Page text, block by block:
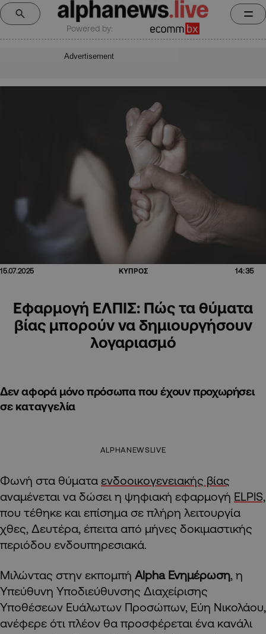
Powered by:
Advertisement
15.07.2025 ΚΥΠΡΟΣ 14:35
Εφαρμογή ΕΛΠΙΣ: Πώς τα θύματα
βίας μπορούν να δημιουργήσουν
λογαριασμό
Δεν αφορά μόνο πρόσωπα που έχουν προχωρήσει
σε καταγγελία
ALPHANEWSLIVE
Φωνή στα θύματα ενδοοικογενειακής βίας
αναμένεται να δώσει η ψηφιακή εφαρμογή ELPIS,
που τέθηκε και επίσημα σε πλήρη λειτουργία
χθες, Δευτέρα, έπειτα από μήνες δοκιμαστικής
περιόδου ενδουπηρεσιακά.
Μιλώντας στην εκπομπή Alpha Ενημέρωση, η
Υπεύθυνη Υποδιεύθυνσης Διαχείρισης
Υποθέσεων Ευάλωτων Προσώπων, Εύη Νικολάου,
ανέφερε ότι πλέον θα προσφέρεται ένα κανάλι